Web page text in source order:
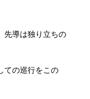
先導は独り立ちの
ての巡行をこの